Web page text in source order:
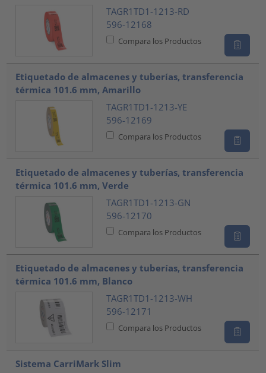
TAGR1TD1-1213-RD
596-12168
Compara los Productos
Etiquetado de almacenes y tuberías, transferencia
térmica 101.6 mm, Amarillo
TAGR1TD1-1213-YE
596-12169
Compara los Productos
Etiquetado de almacenes y tuberías, transferencia
térmica 101.6 mm, Verde
TAGR1TD1-1213-GN
596-12170
Compara los Productos
Etiquetado de almacenes y tuberías, transferencia
térmica 101.6 mm, Blanco
TAGR1TD1-1213-WH
596-12171
Compara los Productos
Sistema CarriMark Slim